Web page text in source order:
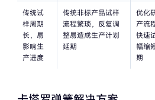
磁能传动
包装罐装
动力液压
传统试
样周期
长，易
影响生
产进度
传统非标产品试样
流程繁琐，反复调
整易造成生产计划
延期
优化
产流
快速
幅缩
期